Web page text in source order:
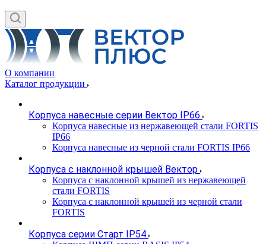
О компании
Каталог продукции
Корпуса навесные серии Вектор IP66
Корпуса навесные из нержавеющей стали FORTIS
IP66
Корпуса навесные из черной стали FORTIS IP66
Корпуса с наклонной крышей Вектор
Корпуса с наклонной крышей из нержавеющей
стали FORTIS
Корпуса с наклонной крышей из черной стали
FORTIS
Корпуса серии Старт IP54